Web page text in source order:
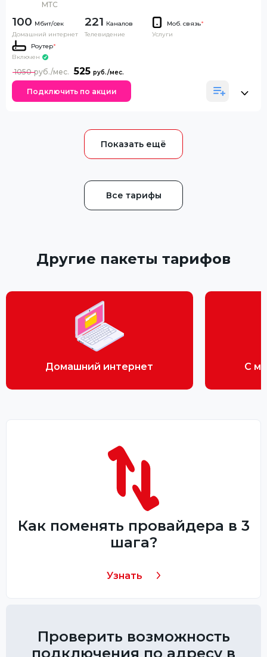
МТС
100
Домашний интернет
221 Каналов
Телевидение
Моб. связь*
Услуги
Роутер*
Включен
525
1050
Подключить по акции
Все тарифы
Другие пакеты тарифов
Домашний интернет С
Как поменять провайдера в 3
шага?
Узнать
Проверить возможность
подключения по адресу в